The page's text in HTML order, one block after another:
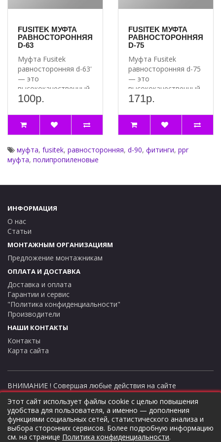
Артикул FT02308
FUSITEK МУФТА
РАВНОСТОРОННЯЯ
D-63
Муфта Fusitek
равносторонняя d-63'
— это
высококачественный
и надёжный
элем..
100р.
FUSITEK МУФТА
РАВНОСТОРОННЯЯ
D-75
Муфта Fusitek
равносторонняя d-75
— это
высококачественный
и надёжный
элемент, ..
171р.
муфта, fusitek, равносторонняя, d-90, фитинги, ppr
муфта, полипропиленовые
ИНФОРМАЦИЯ
О нас
Статьи
МОНТАЖНЫМ ОРГАНИЗАЦИЯМ
Предложение монтажникам
ОПЛАТА И ДОСТАВКА
Доставка и оплата
Гарантии и сервис
"Политика конфиденциальности"
Производители
НАШИ КОНТАКТЫ
Контакты
Карта сайта
ВНИМАНИЕ ! Совершая любые действия на сайте
thermostock.ru вы соглашаетесь с"Политикой
конфиденциальности" , в противном случае рекомендуем
покинуть данный сайт. Цены и информация представлена на
данном сайте в ознакомительных целях и не являются
публичной офертой ни при каких обстоятельствах!
Этот сайт использует файлы cookie с целью повышения
удобства для пользователя, а именно — дополнения
функциями социальных сетей, статистического анализа и
выбора сторонних сервисов. Более подробную информацию
см. на странице Политика конфиденциальности.